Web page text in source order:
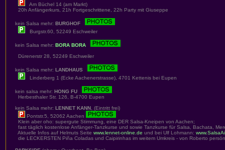
Am Büchel 14 (am Markt)
20h Anfängerkurs, 21h Fortgeschrittene, 22h Party mit Giuseppe
kein Salsa mehr: BURGHOF
Burgstr.60, 52249 Eschweiler
kein Salsa mehr: BORA BORA
Dürenerstr 28, 52249 Eschweiler
kein Salsa mehr: LANDHAUS
Linderberg 1 (Ecke Aachenerstrasse), 4701 Kettenis bei Eupen
kein salsa mehr: HONG FU
Herbesthaler Str. 126, B-4700 Eupen
kein Salsa mehr: LENNET KANN , (Eintritt frei)
Pontstr.5, 52062 Aachen
Klein aber oho: supergute Stimmung, eine DER Salsa-Kneipen von Aachen;
fast täglich kostenlose Anfänger-Tanzkurse und sowie Tanzkurse für Salsa, Bachata,
Aktuelle Infos auf Helmuts Seite www.lennet-online.de und bei Ulf Lohmann:
die LECKERSTEN Piña Coladas und Caipirinhas im weitem Umkreis - von Roberto